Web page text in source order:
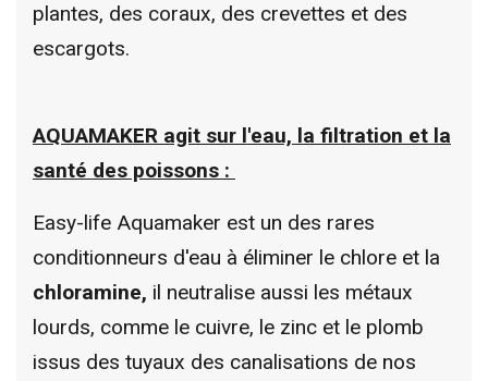
plantes, des coraux, des crevettes et des
escargots.
AQUAMAKER agit sur l'eau, la filtration et la
santé des poissons :
Easy-life Aquamaker est un des rares
conditionneurs d'eau à éliminer le chlore et la
chloramine, il neutralise aussi les métaux
lourds, comme le cuivre, le zinc et le plomb
issus des tuyaux des canalisations de nos